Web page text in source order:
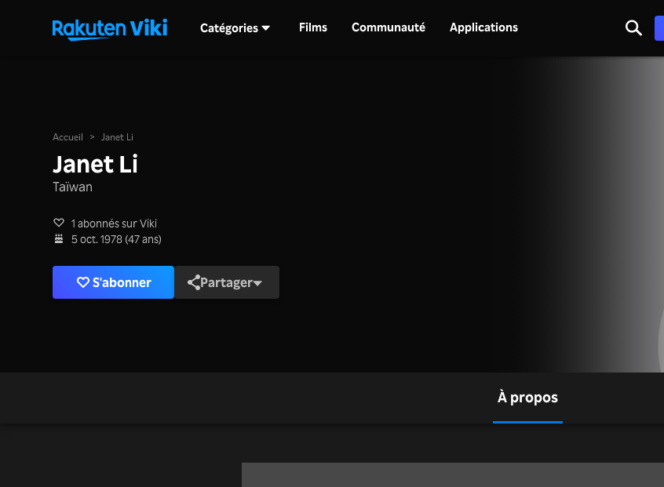
Catégories Films Communauté Applications
Accueil > Janet Li
Janet Li
Taïwan
1 abonnés sur Viki
5 oct. 1978 (47 ans)
S'abonner Partager
À propos